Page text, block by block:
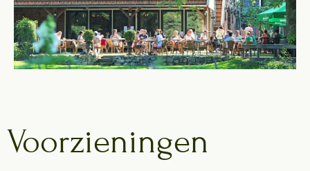
Voorzieningen